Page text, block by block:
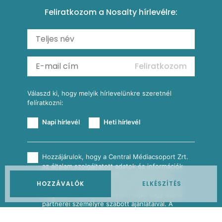
HOZZÁVALÓK ELKÉSZÍTÉS
Carbonara
Shakshuka
Ratatouille
Mexikói húsleves kukorica salsával
Almás-kéksajtos kukoricasaláta
Köretek
Reggeli receptek
Feliratkozom a Nosalty hírlevélre:
Feliratkozom
Válaszd ki, hogy melyik hírlevelünkre szeretnél
felíratkozni:
Napi hírlevél Heti hírlevél
Hozzájárulok, hogy a Central Médiacsoport Zrt.
az általam szolgáltatott adatok és információk
közvetlen üzletszerzési céllal megkeressen a
partnerei személyre szabott ajánlataival. A